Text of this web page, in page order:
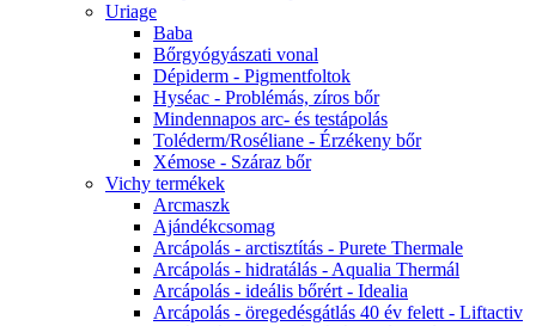
Uriage
Baba
Bőrgyógyászati vonal
Dépiderm - Pigmentfoltok
Hyséac - Problémás, zíros bőr
Mindennapos arc- és testápolás
Toléderm/Roséliane - Érzékeny bőr
Xémose - Száraz bőr
Vichy termékek
Arcmaszk
Ajándékcsomag
Arcápolás - arctisztítás - Purete Thermale
Arcápolás - hidratálás - Aqualia Thermál
Arcápolás - ideális bőrért - Idealia
Arcápolás - öregedésgátlás 40 év felett - Liftactiv